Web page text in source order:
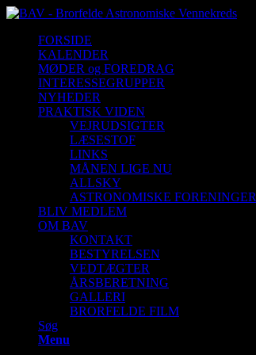
FORSIDE
KALENDER
MØDER og FOREDRAG
INTERESSEGRUPPER
NYHEDER
PRAKTISK VIDEN
VEJRUDSIGTER
LÆSESTOF
LINKS
MÅNEN LIGE NU
ALLSKY
ASTRONOMISKE FORENINGER
BLIV MEDLEM
OM BAV
KONTAKT
BESTYRELSEN
VEDTÆGTER
ÅRSBERETNING
GALLERI
BRORFELDE FILM
Søg
Menu